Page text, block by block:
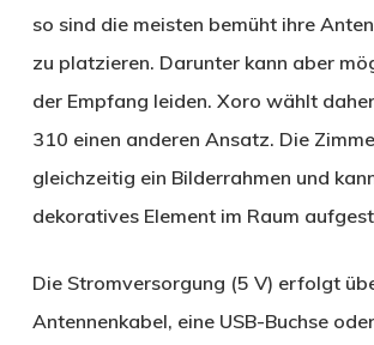
so sind die meisten bemüht ihre
zu platzieren. Darunter kann aber
der Empfang leiden. Xoro wählt
310 einen anderen Ansatz. Die
gleichzeitig ein Bilderrahmen und
dekoratives Element im Raum
Die Stromversorgung (5 V) erfolgt
Antennenkabel, eine USB-Buchse